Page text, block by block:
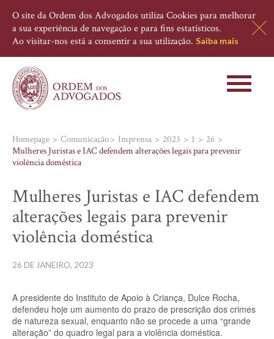
O site da Ordem dos Advogados utiliza Cookies para melhorar
a sua experiência de navegação e para fins estatísticos.
Ao visitar-nos está a consentir a sua utilização. Saiba mais
Toggle
Homepage Comunicação Imprensa 2023 1
26
Mulheres Juristas e IAC defendem alterações legais para prevenir
violência doméstica
Mulheres Juristas e IAC defendem
alterações legais para prevenir
violência doméstica
26 DE JANEIRO, 2023
A presidente do Instituto de Apoio à Criança, Dulce Rocha,
defendeu hoje um aumento do prazo de prescrição dos crimes
de natureza sexual, enquanto não se procede a uma “grande
alteração” do quadro legal para a violência doméstica.